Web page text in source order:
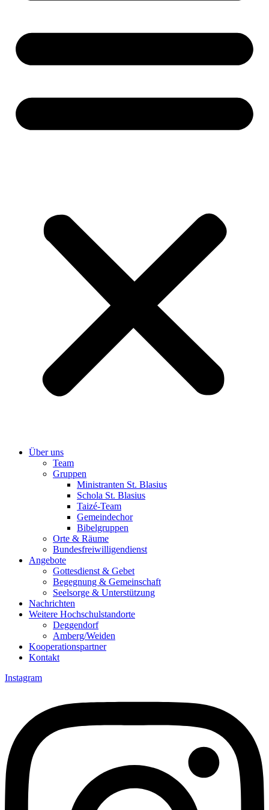
Über uns
Team
Gruppen
Ministranten St. Blasius
Schola St. Blasius
Taizé-Team
Gemeindechor
Bibelgruppen
Orte & Räume
Bundesfreiwilligendienst
Angebote
Gottesdienst & Gebet
Begegnung & Gemeinschaft
Seelsorge & Unterstützung
Nachrichten
Weitere Hochschulstandorte
Deggendorf
Amberg/Weiden
Kooperationspartner
Kontakt
Instagram